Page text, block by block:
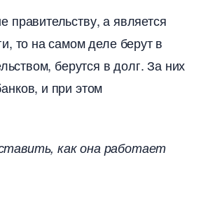
а является
то на самом деле берут
берутся в долг. За них
и при этом
как она работает